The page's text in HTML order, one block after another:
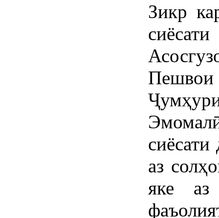
Зикр
аз
яке аз